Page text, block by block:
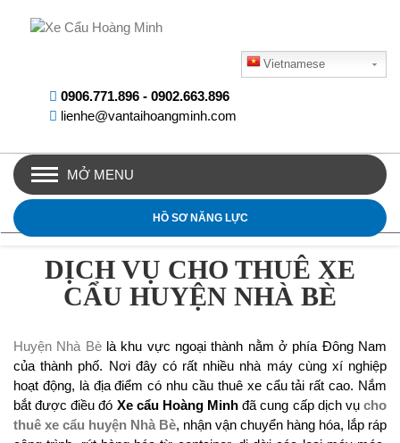
Vietnamese
0906.771.896 - 0902.663.896
lienhe@vantaihoangminh.com
MỞ MENU
HỒ SƠ NĂNG LỰC
DỊCH VỤ CHO THUÊ XE
CẨU HUYỆN NHÀ BÈ
Huyện Nhà Bèlà khu vực ngoại thành nằm ở phía Đông Nam
của thành phố. Nơi đây có rất nhiều nhà máy cùng xí nghiệp
hoạt động, là địa điểm có nhu cầu thuê xe cẩu tải rất cao. Nắm
bắt được điều đó Xe cẩu Hoàng Minh đã cung cấp dịch vụcho
thuê xe cẩu huyện Nhà Bè, nhận vận chuyển hàng hóa, lắp ráp